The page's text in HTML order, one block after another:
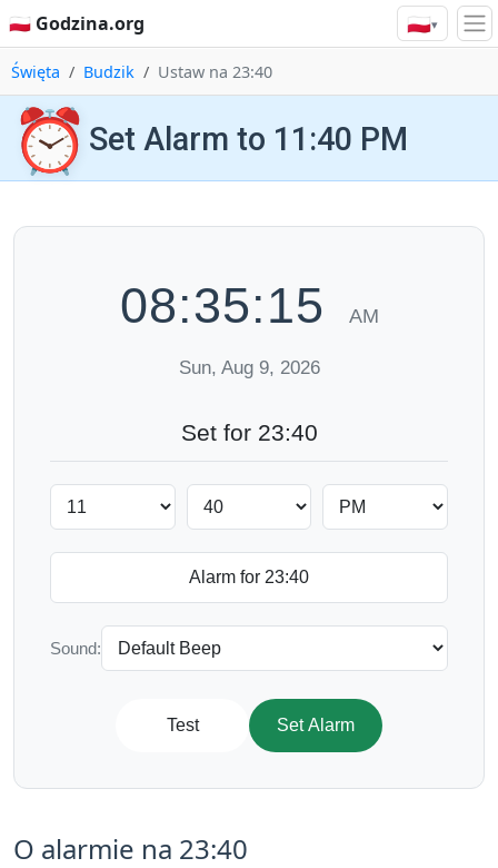
🇵🇱 Godzina.org 🇵🇱▾
Święta Budzik Ustaw na 23:40
⏰ Set Alarm to 11:40 PM
08:35:16 AM
Sun, Aug 9, 2026
Set for 23:40
Sound:
Test Set Alarm
O alarmie na 23:40